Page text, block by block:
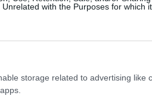
with the Purposes for which it
storage related to advertising like